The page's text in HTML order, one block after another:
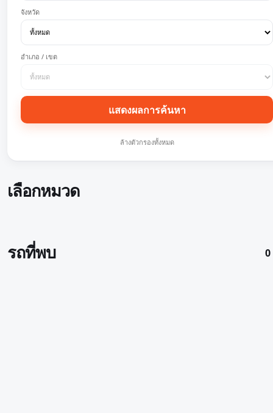
จังหวัด
อำเภอ / เขต
แสดงผลการค้นหา
ล้างตัวกรองทั้งหมด
เลือกหมวด
รถที่พบ